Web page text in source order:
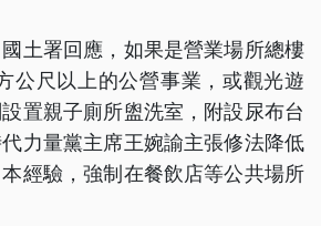
土署回應，如果是營業場所總樓
公尺以上的公營事業，或觀光遊
置親子廁所盥洗室，附設尿布台
力量黨主席王婉諭主張修法降低
經驗，強制在餐飲店等公共場所